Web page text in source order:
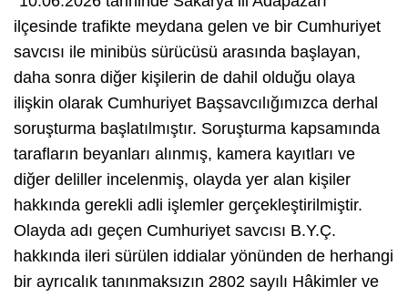
ilçesinde trafikte meydana gelen ve bir Cumhuriyet
savcısı ile minibüs sürücüsü arasında başlayan,
daha sonra diğer kişilerin de dahil olduğu olaya
ilişkin olarak Cumhuriyet Başsavcılığımızca derhal
soruşturma başlatılmıştır. Soruşturma kapsamında
tarafların beyanları alınmış, kamera kayıtları ve
diğer deliller incelenmiş, olayda yer alan kişiler
hakkında gerekli adli işlemler gerçekleştirilmiştir.
Olayda adı geçen Cumhuriyet savcısı B.Y.Ç.
hakkında ileri sürülen iddialar yönünden de herhangi
bir ayrıcalık tanınmaksızın 2802 sayılı Hâkimler ve